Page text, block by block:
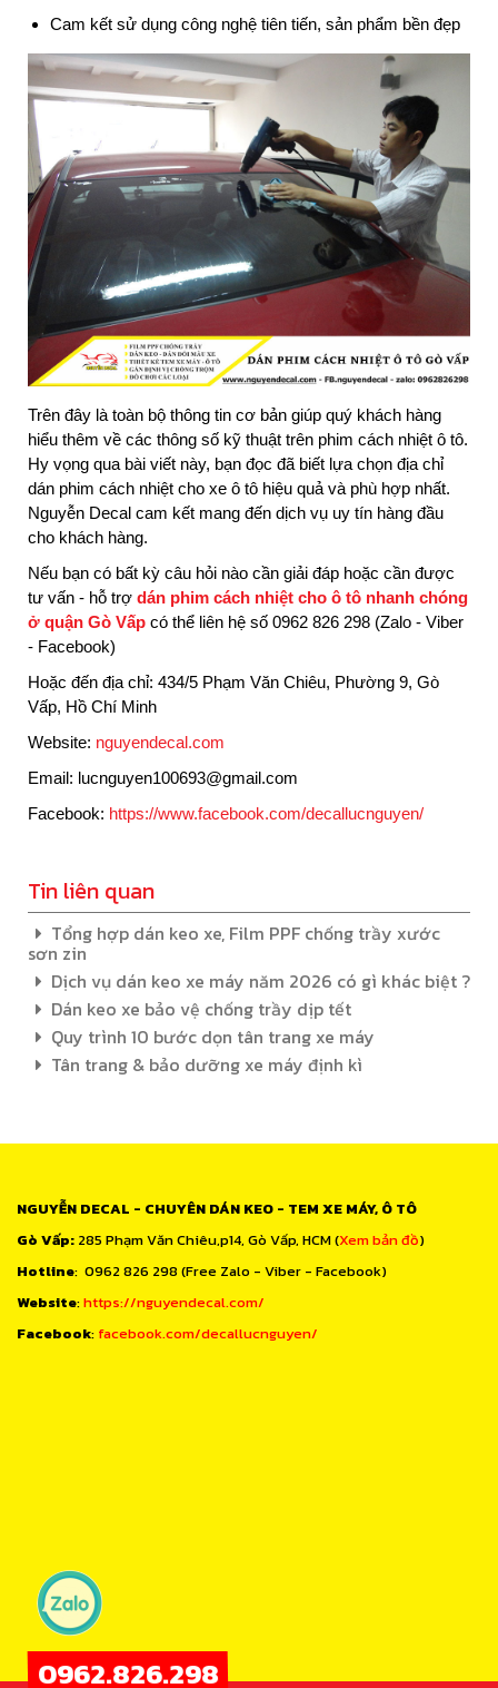
Cam kết sử dụng công nghệ tiên tiến, sản phẩm bền đẹp
Trên đây là toàn bộ thông tin cơ bản giúp quý khách hàng
hiểu thêm về các thông số kỹ thuật trên phim cách nhiệt ô tô.
Hy vọng qua bài viết này, bạn đọc đã biết lựa chọn địa chỉ
dán phim cách nhiệt cho xe ô tô hiệu quả và phù hợp nhất.
Nguyễn Decal cam kết mang đến dịch vụ uy tín hàng đầu
cho khách hàng.
Nếu bạn có bất kỳ câu hỏi nào cần giải đáp hoặc cần được
tư vấn - hỗ trợ dán phim cách nhiệt cho ô tô nhanh chóng
ở quận Gò Vấp có thể liên hệ số 0962 826 298 (Zalo - Viber
- Facebook)
Hoặc đến địa chỉ: 434/5 Phạm Văn Chiêu, Phường 9, Gò
Vấp, Hồ Chí Minh
Website: nguyendecal.com
Email: lucnguyen100693@gmail.com
Facebook: https://www.facebook.com/decallucnguyen/
Tin liên quan
Tổng hợp dán keo xe, Film PPF chống trầy xước
sơn zin
Dịch vụ dán keo xe máy năm 2026 có gì khác biệt ?
Dán keo xe bảo vệ chống trầy dịp tết
Quy trình 10 bước dọn tân trang xe máy
Tân trang & bảo dưỡng xe máy định kì
NGUYỄN DECAL - CHUYÊN DÁN KEO - TEM XE MÁY, Ô TÔ
Gò Vấp: 285 Phạm Văn Chiêu,p14, Gò Vấp, HCM (Xem bản đồ)
Hotline: 0962 826 298 (Free Zalo - Viber - Facebook)
Website:https://nguyendecal.com/
Facebook: facebook.com/decallucnguyen/
0962.826.298